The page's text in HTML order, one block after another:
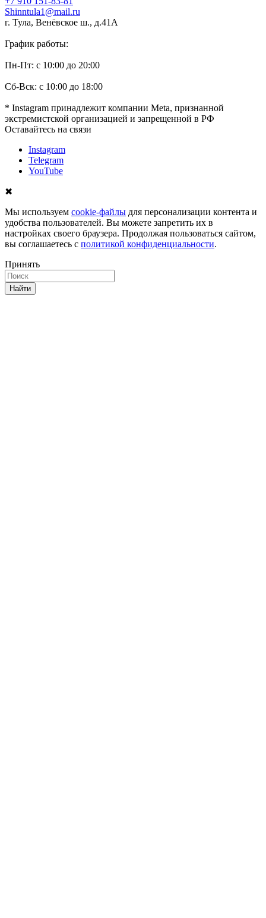
Shinntula1@mail.ru
г. Тула, Венёвское ш., д.41А
График работы:
Пн-Пт: с 10:00 до 20:00
Сб-Вск: с 10:00 до 18:00
* Instagram принадлежит компании Meta, признанной
экстремистской организацией и запрещенной в РФ
Оставайтесь на связи
Instagram
Telegram
YouTube
✖
Мы используем cookie-файлы для персонализации контента и
удобства пользователей. Вы можете запретить их в
настройках своего браузера. Продолжая пользоваться сайтом,
вы соглашаетесь с политикой конфиденциальности.
Принять
Найти